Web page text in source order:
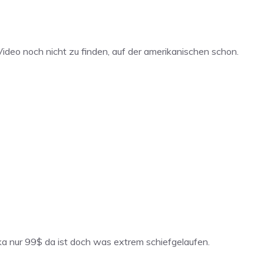
noch nicht zu finden, auf der amerikanischen schon.
nur 99$ da ist doch was extrem schiefgelaufen.